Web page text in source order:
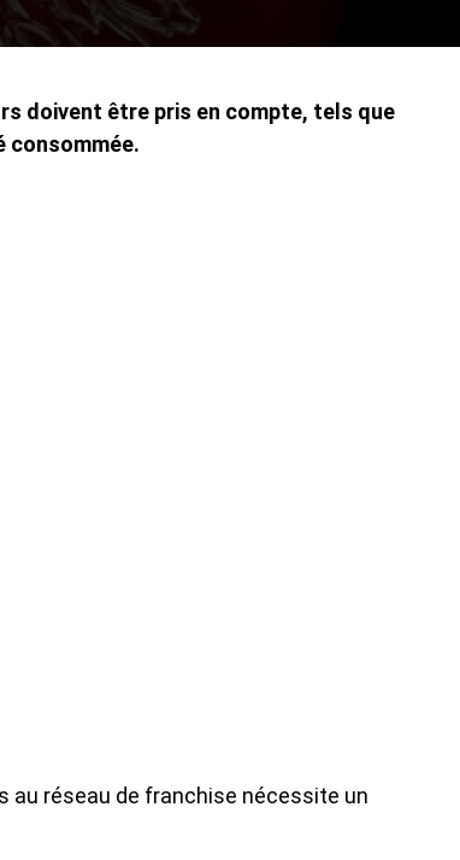
doivent être pris en compte, tels que
consommée.
au réseau de franchise nécessite un